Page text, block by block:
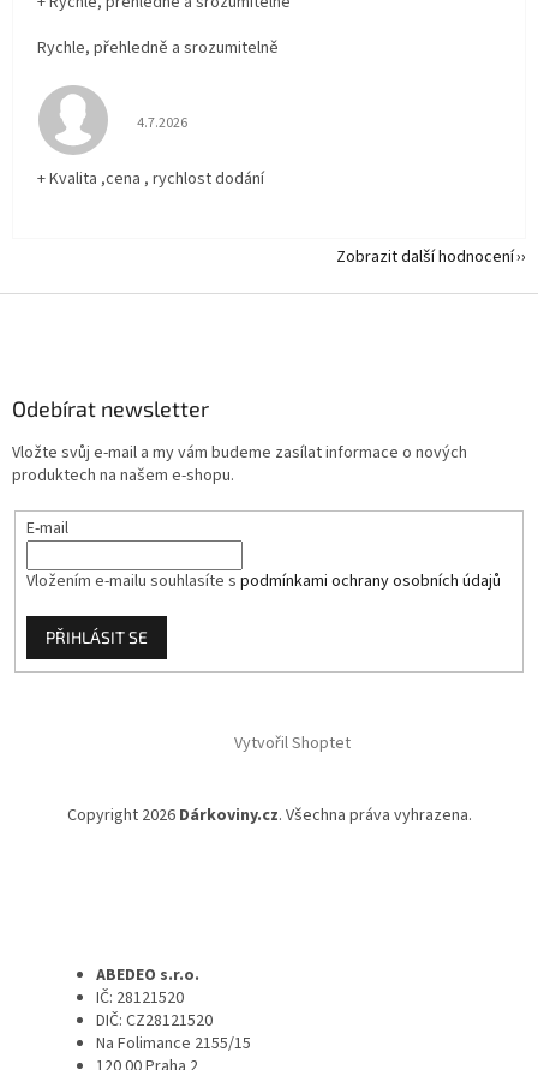
Rychle, přehledně a srozumitelně
Hodnocení obchodu je 5 z 5 hvězdiček.
4.7.2026
+ Kvalita ,cena , rychlost dodání
Zobrazit další hodnocení
Odebírat newsletter
Vložte svůj e-mail a my vám budeme zasílat informace o nových
produktech na našem e-shopu.
E-mail
Vložením e-mailu souhlasíte s podmínkami ochrany osobních údajů
PŘIHLÁSIT SE
Vytvořil Shoptet
Copyright 2026 Dárkoviny.cz. Všechna práva vyhrazena.
ABEDEO s.r.o.
IČ: 28121520
DIČ: CZ28121520
Na Folimance 2155/15